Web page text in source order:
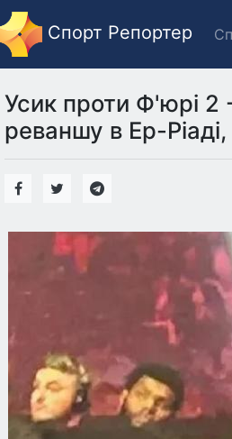
Спорт Репортер
Усик проти Ф'юрі 2
реваншу в Ер-